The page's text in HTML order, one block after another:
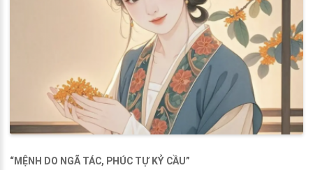
“MỆNH DO NGÃ TÁC, PHÚC TỰ KỶ CẦU”